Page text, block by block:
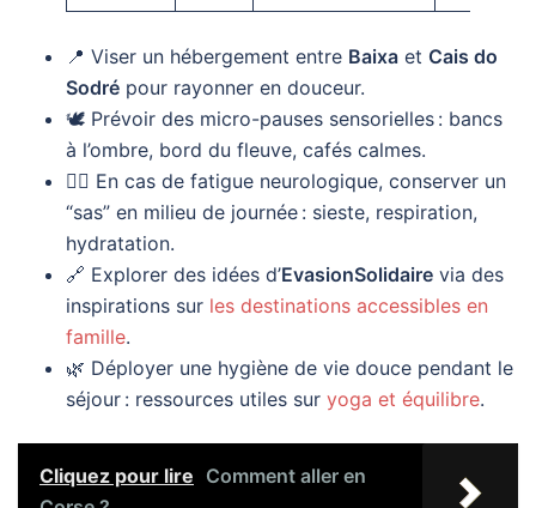
📍 Viser un hébergement entre Baixa et Cais do
Sodré pour rayonner en douceur.
🕊️ Prévoir des micro-pauses sensorielles : bancs
à l’ombre, bord du fleuve, cafés calmes.
🧑‍⚕️ En cas de fatigue neurologique, conserver un
“sas” en milieu de journée : sieste, respiration,
hydratation.
🔗 Explorer des idées d’EvasionSolidaire via des
inspirations sur les destinations accessibles en
famille.
🌿 Déployer une hygiène de vie douce pendant le
séjour : ressources utiles sur yoga et équilibre.
Cliquez pour lire Comment aller en